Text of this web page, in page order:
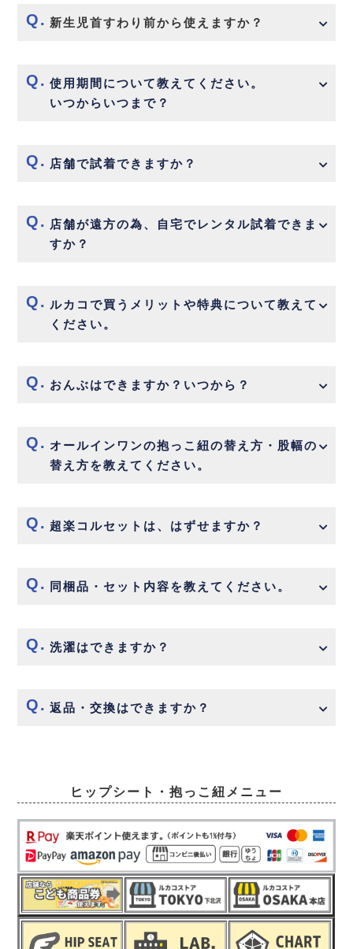
新生児首すわり前から使えますか？
使用期間について教えてください。
いつからいつまで？
店舗で試着できますか？
店舗が遠方の為、自宅でレンタル試着できま
すか？
ルカコで買うメリットや特典について教えて
ください。
おんぶはできますか？いつから？
オールインワンの抱っこ紐の替え方・股幅の
替え方を教えてください。
超楽コルセットは、はずせますか？
同梱品・セット内容を教えてください。
洗濯はできますか？
返品・交換はできますか？
ヒップシート・抱っこ紐メニュー